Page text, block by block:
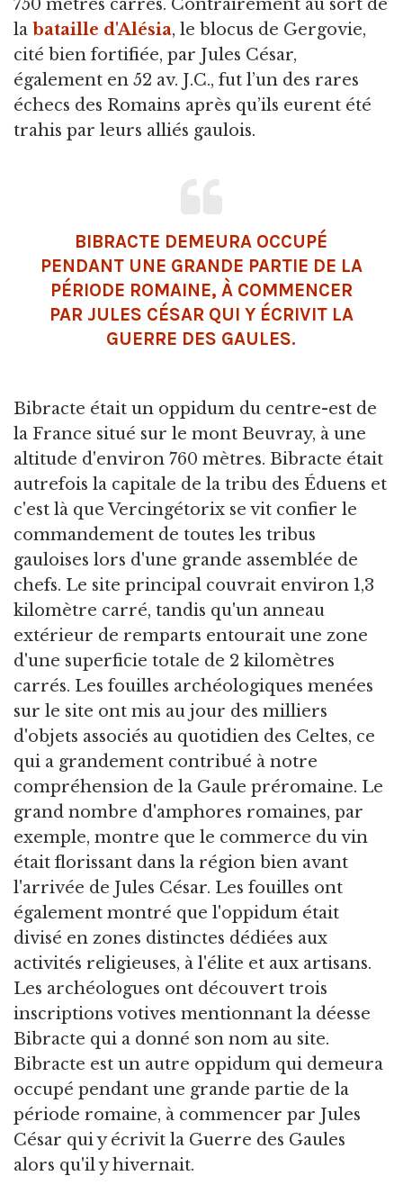
750 mètres carrés. Contrairement au sort de
la bataille d'Alésia, le blocus de Gergovie,
cité bien fortifiée, par Jules César,
également en 52 av. J.C., fut l’un des rares
échecs des Romains après qu’ils eurent été
trahis par leurs alliés gaulois.
BIBRACTE DEMEURA OCCUPÉ
PENDANT UNE GRANDE PARTIE DE LA
PÉRIODE ROMAINE, À COMMENCER
PAR JULES CÉSAR QUI Y ÉCRIVIT LA
GUERRE DES GAULES.
Bibracte était un oppidum du centre-est de
la France situé sur le mont Beuvray, à une
altitude d'environ 760 mètres. Bibracte était
autrefois la capitale de la tribu des Éduens et
c'est là que Vercingétorix se vit confier le
commandement de toutes les tribus
gauloises lors d'une grande assemblée de
chefs. Le site principal couvrait environ 1,3
kilomètre carré, tandis qu'un anneau
extérieur de remparts entourait une zone
d'une superficie totale de 2 kilomètres
carrés. Les fouilles archéologiques menées
sur le site ont mis au jour des milliers
d'objets associés au quotidien des Celtes, ce
qui a grandement contribué à notre
compréhension de la Gaule préromaine. Le
grand nombre d'amphores romaines, par
exemple, montre que le commerce du vin
était florissant dans la région bien avant
l'arrivée de Jules César. Les fouilles ont
également montré que l'oppidum était
divisé en zones distinctes dédiées aux
activités religieuses, à l'élite et aux artisans.
Les archéologues ont découvert trois
inscriptions votives mentionnant la déesse
Bibracte qui a donné son nom au site.
Bibracte est un autre oppidum qui demeura
occupé pendant une grande partie de la
période romaine, à commencer par Jules
César qui y écrivit la Guerre des Gaules
alors qu'il y hivernait.